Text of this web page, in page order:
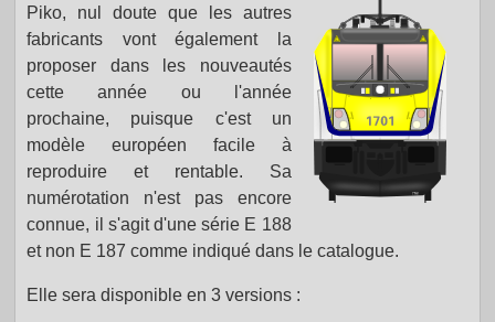
Piko, nul doute que les autres
fabricants vont également la
proposer dans les nouveautés
cette année ou l'année
prochaine, puisque c'est un
modèle européen facile à
reproduire et rentable. Sa
numérotation n'est pas encore
connue, il s'agit d'une série E 188
et non E 187 comme indiqué dans le catalogue.
Elle sera disponible en 3 versions :